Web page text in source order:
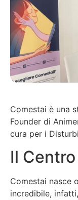
Comestai è una
Founder di
cura per i
Il
Comestai nasce
incredibile,